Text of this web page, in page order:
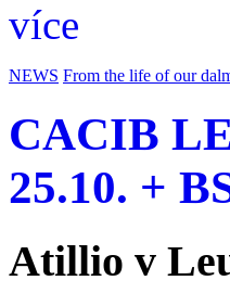
více
NEWS From the life of our
CACIB
25.10. +
Atillio v